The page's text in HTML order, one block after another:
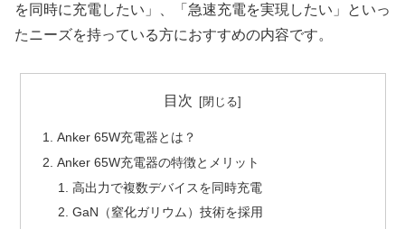
を同時に充電したい」、「急速充電を実現したい」といっ
たニーズを持っている方におすすめの内容です。
目次
Anker 65W充電器とは？
Anker 65W充電器の特徴とメリット
高出力で複数デバイスを同時充電
GaN（窒化ガリウム）技術を採用